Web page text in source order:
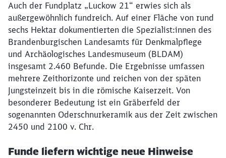
Auch der Fundplatz „Luckow 21“ erwies sich als
außergewöhnlich fundreich. Auf einer Fläche von rund
sechs Hektar dokumentierten die Spezialist:innen des
Brandenburgischen Landesamts für Denkmalpflege
und Archäologisches Landesmuseum (BLDAM)
insgesamt 2.460 Befunde. Die Ergebnisse umfassen
mehrere Zeithorizonte und reichen von der späten
Jungsteinzeit bis in die römische Kaiserzeit. Von
besonderer Bedeutung ist ein Gräberfeld der
sogenannten Oderschnurkeramik aus der Zeit zwischen
2450 und 2100 v. Chr.
Funde liefern wichtige neue Hinweise
Schließen
Möchten Sie zuweitergeleitet
werden?
Abbrechen